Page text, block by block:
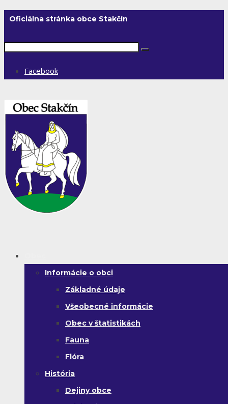
Oficiálna stránka obce Stakčín
Facebook
Informácie o obci
Základné údaje
Všeobecné informácie
Obec v štatistikách
Fauna
Flóra
História
Dejiny obce